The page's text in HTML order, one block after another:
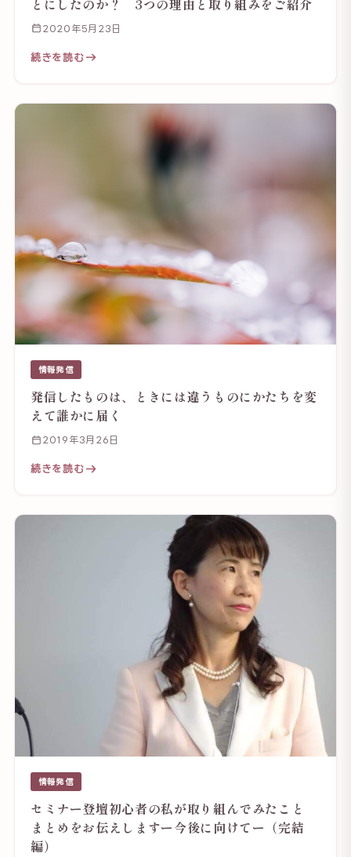
2020年5月23日
続きを読む
情報発信
発信したものは、ときには違うものにかたちを変
えて誰かに届く
2019年3月26日
続きを読む
情報発信
セミナー登壇初心者の私が取り組んでみたこと
まとめをお伝えしますー今後に向けてー（完結
編）